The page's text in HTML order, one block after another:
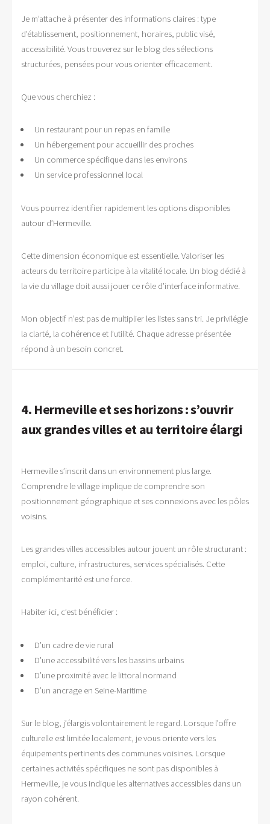
Je m’attache à présenter des informations claires : type
d’établissement, positionnement, horaires, public visé,
accessibilité. Vous trouverez sur le blog des sélections
structurées, pensées pour vous orienter efficacement.
Que vous cherchiez :
Un restaurant pour un repas en famille
Un hébergement pour accueillir des proches
Un commerce spécifique dans les environs
Un service professionnel local
Vous pourrez identifier rapidement les options disponibles
autour d’Hermeville.
Cette dimension économique est essentielle. Valoriser les
acteurs du territoire participe à la vitalité locale. Un blog dédié à
la vie du village doit aussi jouer ce rôle d’interface informative.
Mon objectif n’est pas de multiplier les listes sans tri. Je privilégie
la clarté, la cohérence et l’utilité. Chaque adresse présentée
répond à un besoin concret.
4. Hermeville et ses horizons : s’ouvrir
aux grandes villes et au territoire élargi
Hermeville s’inscrit dans un environnement plus large.
Comprendre le village implique de comprendre son
positionnement géographique et ses connexions avec les pôles
voisins.
Les grandes villes accessibles autour jouent un rôle structurant :
emploi, culture, infrastructures, services spécialisés. Cette
complémentarité est une force.
Habiter ici, c’est bénéficier :
D’un cadre de vie rural
D’une accessibilité vers les bassins urbains
D’une proximité avec le littoral normand
D’un ancrage en Seine-Maritime
Sur le blog, j’élargis volontairement le regard. Lorsque l’offre
culturelle est limitée localement, je vous oriente vers les
équipements pertinents des communes voisines. Lorsque
certaines activités spécifiques ne sont pas disponibles à
Hermeville, je vous indique les alternatives accessibles dans un
rayon cohérent.